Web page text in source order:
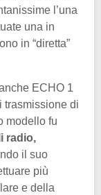
l’una
una in
in “diretta”
ECHO 1
trasmissione di
modello fu
radio,
il suo
più
e della